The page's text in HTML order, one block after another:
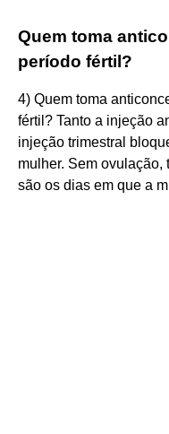
Quem toma
período fértil?
4) Quem toma
fértil? Tanto a injeção
injeção trimestral
mulher. Sem ovulação,
são os dias em que a